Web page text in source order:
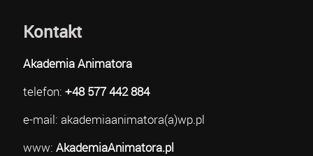
Kontakt
Akademia Animatora
telefon: +48 577 442 884
e-mail: akademiaanimatora(a)wp.pl
www: AkademiaAnimatora.pl